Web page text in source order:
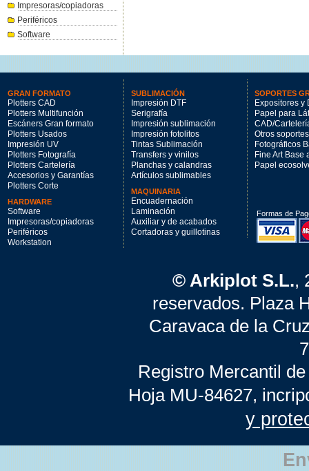
Impresoras/copiadoras
Periféricos
Software
GRAN FORMATO
Plotters CAD
Plotters Multifunción
Escáners Gran formato
Plotters Usados
Impresión UV
Plotters Fotografía
Plotters Cartelería
Accesorios y Garantías
Plotters Corte
HARDWARE
Software
Impresoras/copiadoras
Periféricos
Workstation
SUBLIMACIÓN
Impresión DTF
Serigrafía
Impresión sublimación
Impresión fotolitos
Tintas Sublimación
Transfers y vinilos
Planchas y calandras
Artículos sublimables
MAQUINARIA
Encuadernación
Laminación
Auxiliar y de acabados
Cortadoras y guillotinas
SOPORTES
Expositores y
Papel para
CAD/
Otros soportes
Fotográficos
Fine Art Base
Papel
Formas de
© Arkiplot S.L.,
reservados. Plaza
Caravaca de la
Registro Mercantil
Hoja MU-84627,
y